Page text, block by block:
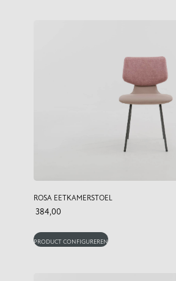
ROSA EETKAMERSTOEL
384,00
PRODUCT CONFIGUREREN